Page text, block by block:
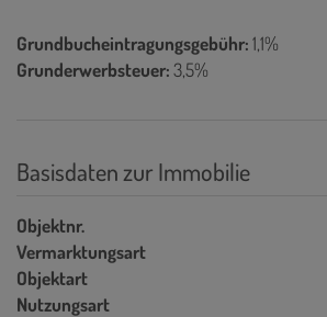
Grundbucheintragungsgebühr:1,1%
Grunderwerbsteuer:3,5%
Basisdaten zur Immobilie
Objektnr.
Vermarktungsart
Objektart
Nutzungsart